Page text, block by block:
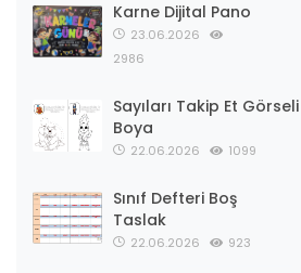
Karne Dijital Pano
23.06.2026
2986
Sayıları Takip Et Görseli
Boya
22.06.2026 1099
Sınıf Defteri Boş
Taslak
22.06.2026 923